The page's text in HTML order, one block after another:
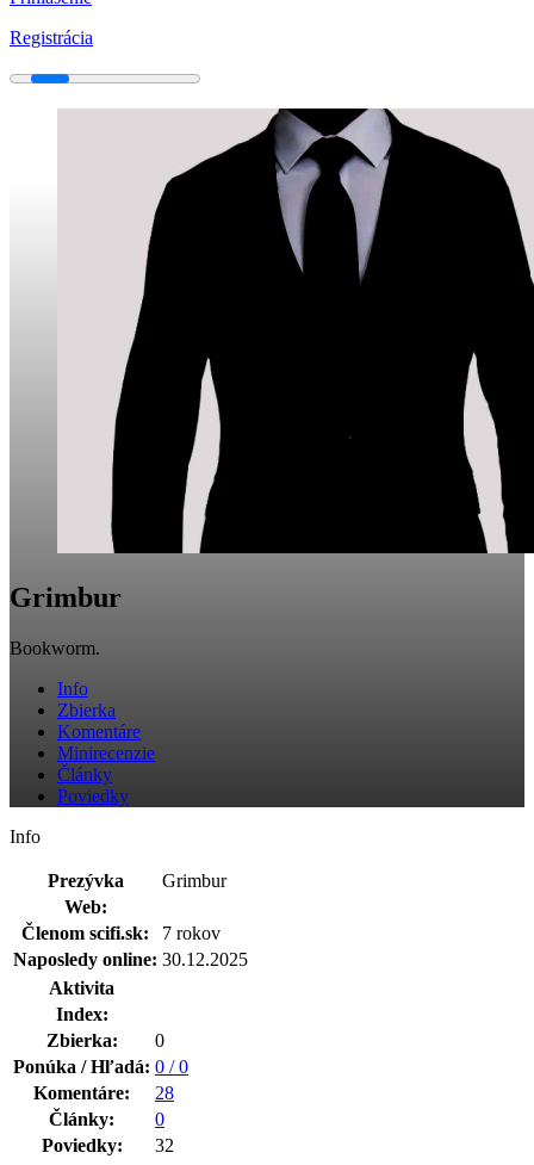
Registrácia
Grimbur
Bookworm.
Info
Zbierka
Komentáre
Minirecenzie
Články
Poviedky
Info
Prezývka
Grimbur
Web:
Členom scifi.sk:
7 rokov
Naposledy online: 30.12.2025
Aktivita
Index:
Zbierka:
0
Ponúka / Hľadá: 0 / 0
Komentáre:
28
Články:
0
Poviedky:
32